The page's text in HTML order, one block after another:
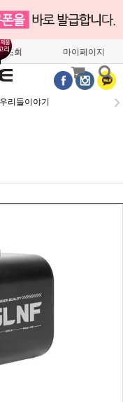
조회 마이페이지
우리들이야기